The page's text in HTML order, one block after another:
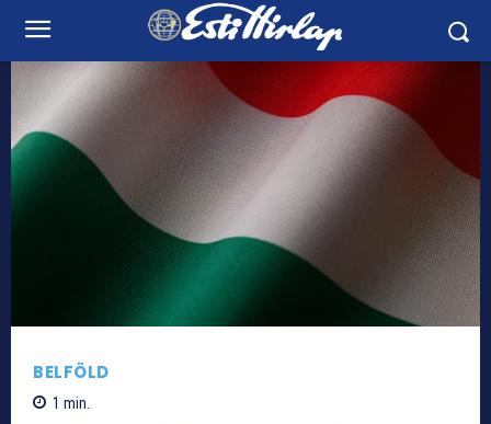
BELFÖLD
1 min.